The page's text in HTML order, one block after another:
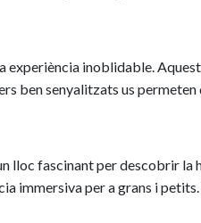
experiència inoblidable.
ben senyalitzats us
lloc fascinant per descobrir
immersiva per a grans i